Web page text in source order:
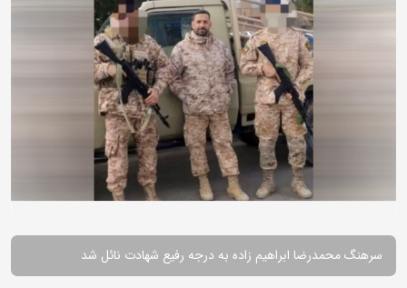
سرهنگ محمدرضا ابراهیم زاده به درجه رفیع شهادت نائل شد